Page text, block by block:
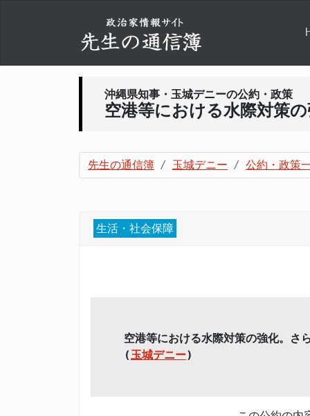
沖縄県知事・玉城デニーの公約・政策
空港等における水際対策
先生の通信簿 玉城デニー 公約・政策
生活・社会保障
空港等における水際対策の強化。さ
( 玉城デニー)